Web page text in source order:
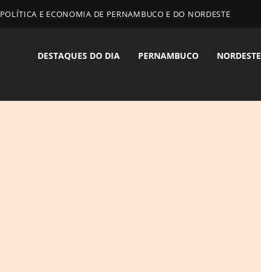
POLÍTICA E ECONOMIA DE PERNAMBUCO E DO NORDESTE
DESTAQUES DO DIA PERNAMBUCO NORDESTE